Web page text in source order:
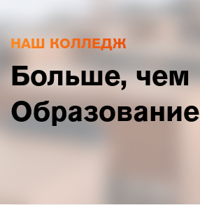
НАШ КОЛЛЕДЖ
Больше, чем
Образование